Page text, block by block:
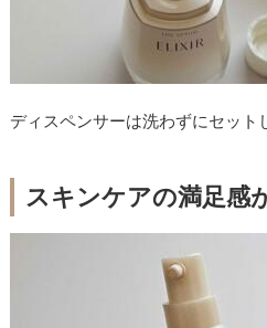
ディスペンサーは洗わずにセット
スキンケアの満足感